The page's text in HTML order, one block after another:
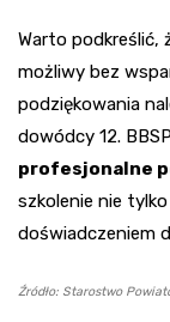
Warto podkreślić,
możliwy bez
podziękowania
dowódcy 12.
profesjonalne
szkolenie nie
doświadczeniem
Źródło: Starostwo